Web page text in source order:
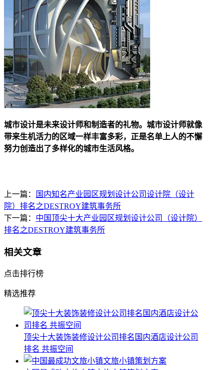
城市设计是未来设计师和制造者的礼物。城市设计师就像
带来生机活力的区域一样丰富多彩，正是名单上人的不懈
努力创造出了多样化的城市生活风格。
上一篇：
国内知名产业园区规划设计公司设计院（设计
院）排名之DESTROY建筑事务所
下一篇： 中国顶尖十大产业园区规划设计公司（设计院）
排名之DESTROY建筑事务所
相关文章
点击排行榜
精选推荐
顶尖十大装饰装修设计公司排名国内酒店设计公司
排名 共振空间